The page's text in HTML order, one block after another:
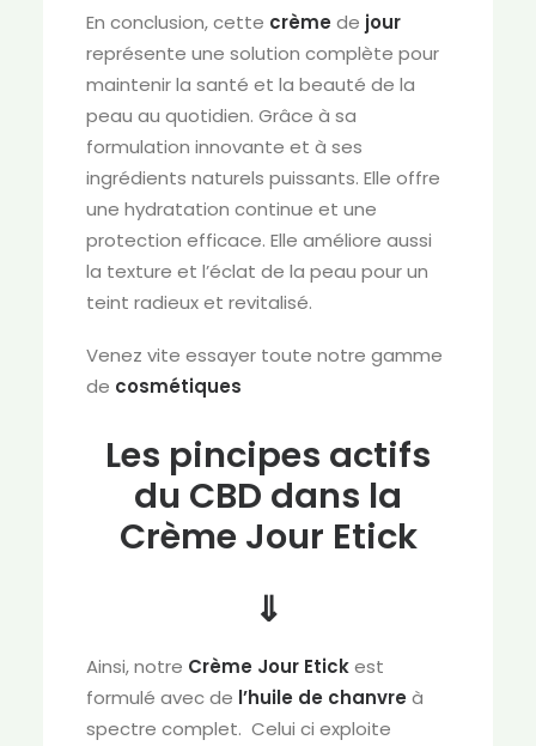
En conclusion, cette crème de jour
représente une solution complète pour
maintenir la santé et la beauté de la
peau au quotidien. Grâce à sa
formulation innovante et à ses
ingrédients naturels puissants. Elle offre
une hydratation continue et une
protection efficace. Elle améliore aussi
la texture et l’éclat de la peau pour un
teint radieux et revitalisé.
Venez vite essayer toute notre gamme
de cosmétiques
Les pincipes actifs
du CBD dans la
Crème Jour Etick
⇓
Ainsi, notre Crème Jour Etickest
formulé avec de l’huile de chanvre à
spectre complet. Celui ci exploite